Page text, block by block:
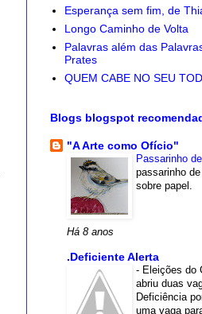
Esperança sem fim, de
Longo Caminho de Volta
Palavras além das
Prates
QUEM CABE NO SEU
Blogs blogspot
"A Arte como Ofício"
Passarinho
passarinho
sobre papel.
Há 8 anos
.Deficiente Alerta
- Eleições do
abriu duas
Deficiência
uma vaga